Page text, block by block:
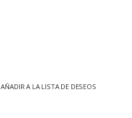
AÑADIR A LA LISTA DE DESEOS